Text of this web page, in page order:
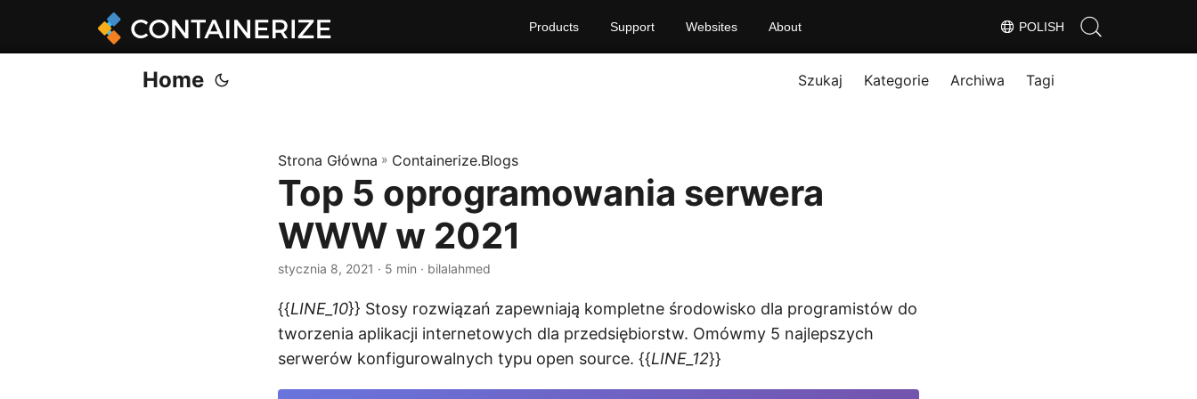
POLISH
Products Support Websites About
Home Szukaj Kategorie Archiwa Tagi
Strona Główna » Containerize.Blogs
Top 5 oprogramowania serwera
WWW w 2021
stycznia 8, 2021 · 5 min · bilalahmed
{{LINE_10}} Stosy rozwiązań zapewniają kompletne środowisko dla programistów do
tworzenia aplikacji internetowych dla przedsiębiorstw. Omówmy 5 najlepszych
serwerów konfigurowalnych typu open source. {{LINE_12}}